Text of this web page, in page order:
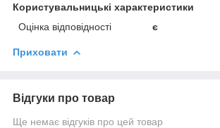
Користувальницькі характеристики
Оцінка відповідності
є
Приховати
Відгуки про товар
Ще немає відгуків про цей товар